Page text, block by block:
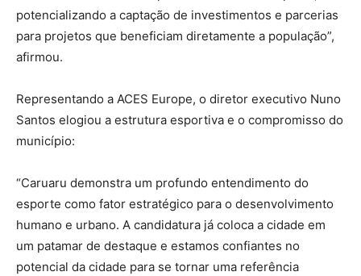
potencializando a captação de investimentos e parcerias
para projetos que beneficiam diretamente a população”,
afirmou.
Representando a ACES Europe, o diretor executivo Nuno
Santos elogiou a estrutura esportiva e o compromisso do
município:
“Caruaru demonstra um profundo entendimento do
esporte como fator estratégico para o desenvolvimento
humano e urbano. A candidatura já coloca a cidade em
um patamar de destaque e estamos confiantes no
potencial da cidade para se tornar uma referência